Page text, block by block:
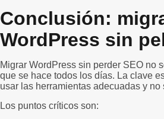
Conclusión:
WordPress sin
Migrar WordPress sin perder SEO no
que se hace todos los días. La clave
usar las herramientas adecuadas y no
Los puntos críticos son: